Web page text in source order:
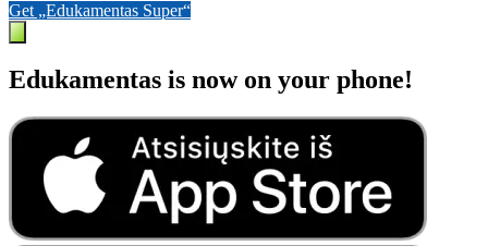
Get „Edukamentas Super“
Edukamentas is now on your phone!